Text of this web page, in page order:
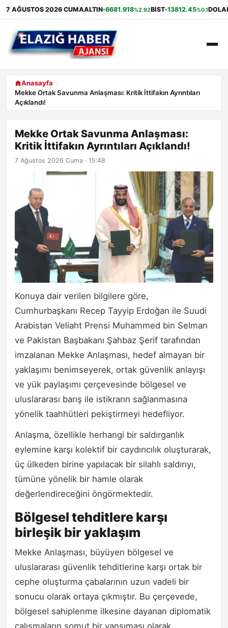
7 AĞUSTOS 2026 CUMAALTIN▾6681.918%2.92BIST▾13812.45%0.1
ANASAYFA
GÜNDEM
SAĞLIK
ALIŞVERIŞ
Anasayfa
Mekke Ortak Savunma Anlaşması: Kritik İttifakın Ayrıntıları
Açıklandı!
Mekke Ortak Savunma Anlaşması:
Kritik İttifakın Ayrıntıları Açıklandı!
7 Ağustos 2026 Cuma · 15:48
Konuya dair verilen bilgilere göre,
Cumhurbaşkanı Recep Tayyip Erdoğan ile Suudi
Arabistan Veliaht Prensi Muhammed bin Selman
ve Pakistan Başbakanı Şahbaz Şerif tarafından
imzalanan Mekke Anlaşması, hedef almayan bir
yaklaşımı benimseyerek, ortak güvenlik anlayışı
ve yük paylaşımı çerçevesinde bölgesel ve
uluslararası barış ile istikrarın sağlanmasına
yönelik taahhütleri pekiştirmeyi hedefliyor.
Anlaşma, özellikle herhangi bir saldırganlık
eylemine karşı kolektif bir caydırıcılık oluşturarak,
üç ülkeden birine yapılacak bir silahlı saldırıyı,
tümüne yönelik bir hamle olarak
değerlendireceğini öngörmektedir.
Bölgesel tehditlere karşı
birleşik bir yaklaşım
Mekke Anlaşması, büyüyen bölgesel ve
uluslararası güvenlik tehditlerine karşı ortak bir
cephe oluşturma çabalarının uzun vadeli bir
sonucu olarak ortaya çıkmıştır. Bu çerçevede,
bölgesel sahiplenme ilkesine dayanan diplomatik